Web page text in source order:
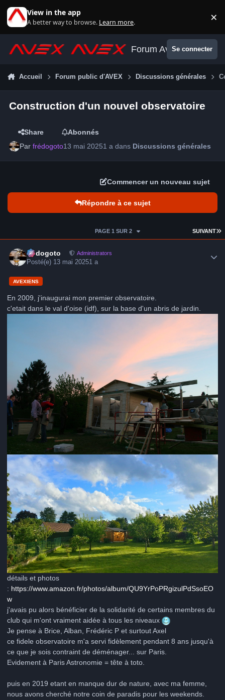
View in the app
A better way to browse. Learn more. ×
Forum AvexSe connecter
Accueil Forum public d'AVEX Discussions générales
Construction d'un nouvel observatoire
Share
Abonnés
Parfrédogoto13 mai 20251 a dans Discussions générales
Commencer un nouveau sujet
Répondre à ce sujet
SUIVANT
PAGE 1 SUR 2
frédogoto Administrators
Posté(e) 13 mai 20251 a
AVEXIENS
En 2009, j'inaugurai mon premier observatoire.
c'etait dans le val d'oise (idf), sur la base d'un abris de jardin.
détails et photos
: https://www.amazon.fr/photos/album/QU9YrPoPRgizulPdSsoEO
w
j'avais pu alors bénéficier de la solidarité de certains membres du
club qui m'ont vraiment aidée à tous les niveaux
Je pense à Brice, Alban, Frédéric P et surtout Axel
ce fidele observatoire m'a servi fidèlement pendant 8 ans jusqu'à
ce que je sois contraint de déménager... sur Paris.
Evidement à Paris Astronomie = tête à toto.
puis en 2019 etant en manque dur de nature, avec ma femme,
nous avons cherché notre coin de paradis pour les weekends.